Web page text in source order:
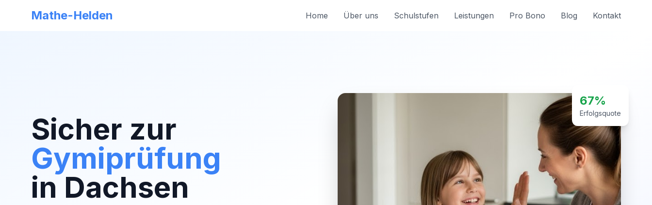
Mathe-Helden Home Über uns Schulstufen Leistungen Pro Bono Blog Kontakt
Sicher zur
Gymiprüfung
in Dachsen
67%
Erfolgsquote